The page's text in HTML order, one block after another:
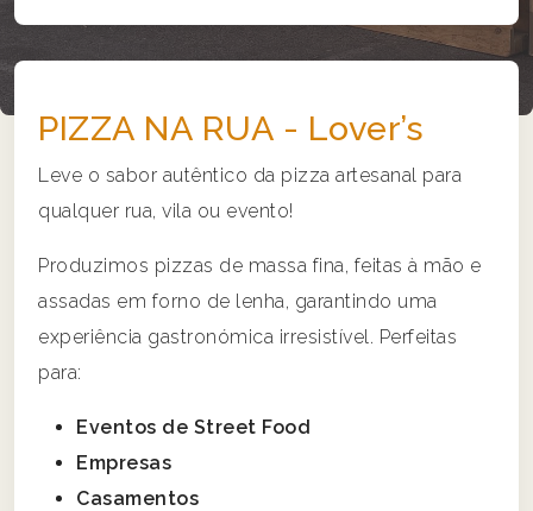
PIZZA NA RUA - Lover’s
Leve o sabor autêntico da pizza artesanal para
qualquer rua, vila ou evento!
Produzimos pizzas de massa fina, feitas à mão e
assadas em forno de lenha, garantindo uma
experiência gastronómica irresistível. Perfeitas
para:
Eventos de Street Food
Empresas
Casamentos